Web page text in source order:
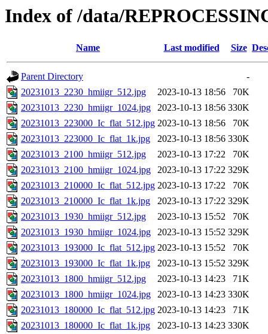
Index of /data/
Name Last modified Size
Parent Directory
-
20231013_2230_hmiigr_512.jpg
2023-10-13 18:56
70K
20231013_2230_hmiigr_1024.jpg
2023-10-13 18:56 330K
20231013_223000_Ic_flat_512.jpg 2023-10-13 18:56
70K
20231013_223000_Ic_flat_1k.jpg
2023-10-13 18:56 330K
20231013_2100_hmiigr_512.jpg
2023-10-13 17:22
70K
20231013_2100_hmiigr_1024.jpg
2023-10-13 17:22 329K
20231013_210000_Ic_flat_512.jpg 2023-10-13 17:22
70K
20231013_210000_Ic_flat_1k.jpg
2023-10-13 17:22 329K
20231013_1930_hmiigr_512.jpg
2023-10-13 15:52
70K
20231013_1930_hmiigr_1024.jpg
2023-10-13 15:52 329K
20231013_193000_Ic_flat_512.jpg 2023-10-13 15:52
70K
20231013_193000_Ic_flat_1k.jpg
2023-10-13 15:52 329K
20231013_1800_hmiigr_512.jpg
2023-10-13 14:23
71K
20231013_1800_hmiigr_1024.jpg
2023-10-13 14:23 330K
20231013_180000_Ic_flat_512.jpg 2023-10-13 14:23
71K
20231013_180000_Ic_flat_1k.jpg
2023-10-13 14:23 330K